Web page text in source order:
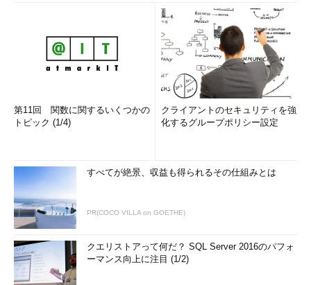
第11回 関数に関するいくつかの
トピック (1/4)
クライアントのセキュリティを強
化するグループポリシー設定
すべてが絶景、収益も得られるその仕組みとは
PR(COCO VILLA on GOETHE)
クエリストアって何だ？ SQL Server 2016のパフォ
ーマンス向上に注目 (1/2)